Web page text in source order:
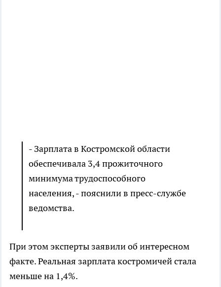
- Зарплата в Костромской области
обеспечивала 3,4 прожиточного
минимума трудоспособного
населения, - пояснили в пресс-службе
ведомства.
При этом эксперты заявили об интересном
факте. Реальная зарплата костромичей стала
меньше на 1,4%.